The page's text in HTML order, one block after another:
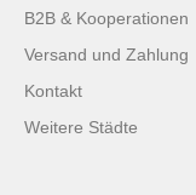
B2B & Kooperationen
Versand und Zahlung
Kontakt
Weitere Städte